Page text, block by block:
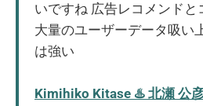
いですね 広告レコメンド
大量のユーザーデータ吸い
は強い
Kimihiko Kitase ♨️ 北瀬 公